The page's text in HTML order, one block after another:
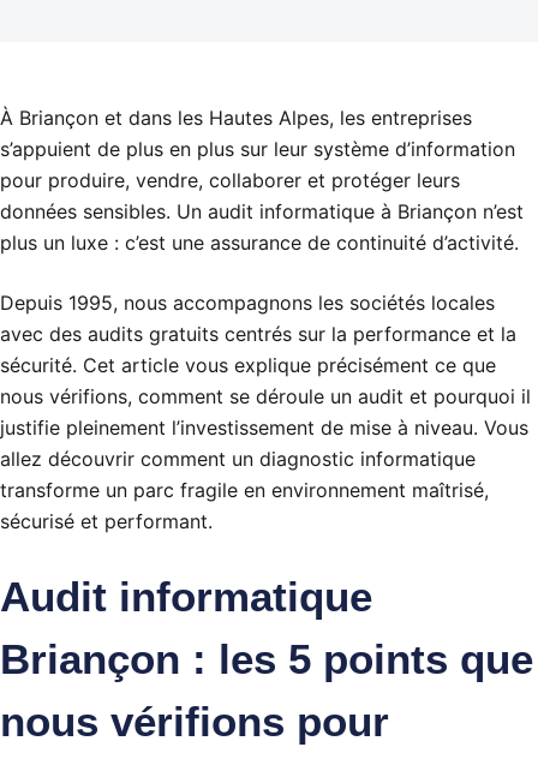
À Briançon et dans les Hautes Alpes, les entreprises
s’appuient de plus en plus sur leur système d’information
pour produire, vendre, collaborer et protéger leurs
données sensibles. Un audit informatique à Briançon n’est
plus un luxe : c’est une assurance de continuité d’activité.
Depuis 1995, nous accompagnons les sociétés locales
avec des audits gratuits centrés sur la performance et la
sécurité. Cet article vous explique précisément ce que
nous vérifions, comment se déroule un audit et pourquoi il
justifie pleinement l’investissement de mise à niveau. Vous
allez découvrir comment un diagnostic informatique
transforme un parc fragile en environnement maîtrisé,
sécurisé et performant.
Audit informatique
Briançon : les 5 points que
nous vérifions pour